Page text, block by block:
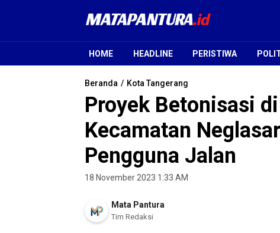
Mata Pantura
Jendela Informasi Terpercaya
HOME HEADLINE PERISTIWA
Beranda Kota Tangerang
Proyek Betonisasi
Kecamatan
Pengguna Jalan
18 November 2023 1:33 AM
Mata Pantura
Tim Redaksi